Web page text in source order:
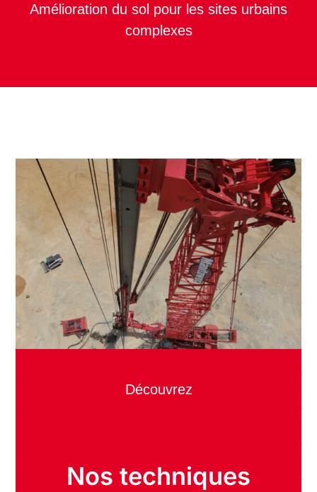
Amélioration du sol pour les sites urbains
complexes
Découvrez
Nos techniques